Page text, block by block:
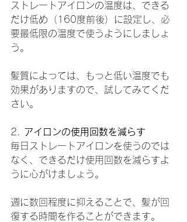
ストレートアイロンの温度は、できる
だけ低め（160度前後）に設定し、必
要最低限の温度で使うようにしましょ
う。
髪質によっては、もっと低い温度でも
効果がありますので、試してみてくだ
さい。
2. アイロンの使用回数を減らす
毎日ストレートアイロンを使うのでは
なく、できるだけ使用回数を減らすよ
うに心がけましょう。
週に数回程度に抑えることで、髪が回
復する時間を作ることができます。